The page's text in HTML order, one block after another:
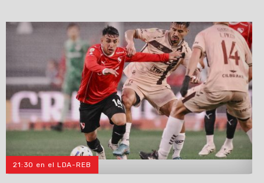
21:30 en el LDA-REB